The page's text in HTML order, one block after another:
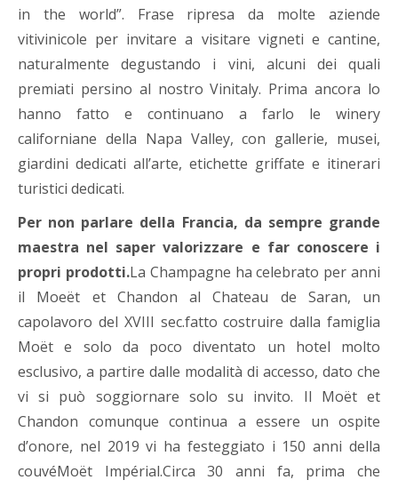
in the world”. Frase ripresa da molte aziende
vitivinicole per invitare a visitare vigneti e cantine,
naturalmente degustando i vini, alcuni dei quali
premiati persino al nostro Vinitaly. Prima ancora lo
hanno fatto e continuano a farlo le winery
californiane della Napa Valley, con gallerie, musei,
giardini dedicati all’arte, etichette griffate e itinerari
turistici dedicati.
Per non parlare della Francia, da sempre grande
maestra nel saper valorizzare e far conoscere i
propri prodotti.La Champagne ha celebrato per anni
il Moeët et Chandon al Chateau de Saran, un
capolavoro del XVIII sec.fatto costruire dalla famiglia
Moët e solo da poco diventato un hotel molto
esclusivo, a partire dalle modalità di accesso, dato che
vi si può soggiornare solo su invito. Il Moët et
Chandon comunque continua a essere un ospite
d’onore, nel 2019 vi ha festeggiato i 150 anni della
couvéMoët Impérial.Circa 30 anni fa, prima che